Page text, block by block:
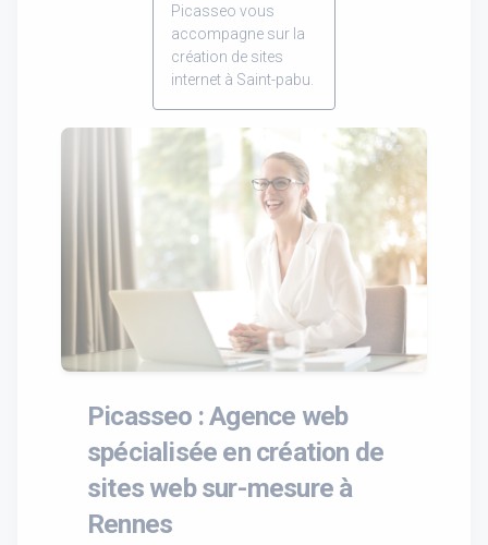
Picasseo vous
accompagne sur la
création de sites
internet à Saint-pabu.
Picasseo : Agence web
spécialisée en création de
sites web sur-mesure à
Rennes